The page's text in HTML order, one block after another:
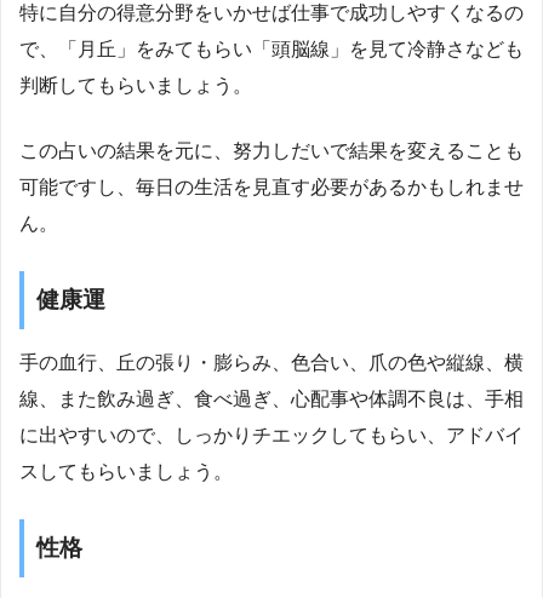
特に自分の得意分野をいかせば仕事で成功しやすくなるの
で、「月丘」をみてもらい「頭脳線」を見て冷静さなども
判断してもらいましょう。
この占いの結果を元に、努力しだいで結果を変えることも
可能ですし、毎日の生活を見直す必要があるかもしれませ
ん。
健康運
手の血行、丘の張り・膨らみ、色合い、爪の色や縦線、横
線、また飲み過ぎ、食べ過ぎ、心配事や体調不良は、手相
に出やすいので、しっかりチエックしてもらい、アドバイ
スしてもらいましょう。
性格